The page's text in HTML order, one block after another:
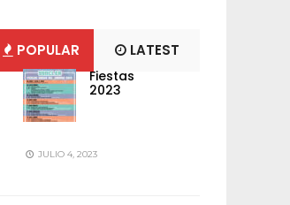
POPULAR LATEST
Fiestas
2023
JULIO 4, 2023